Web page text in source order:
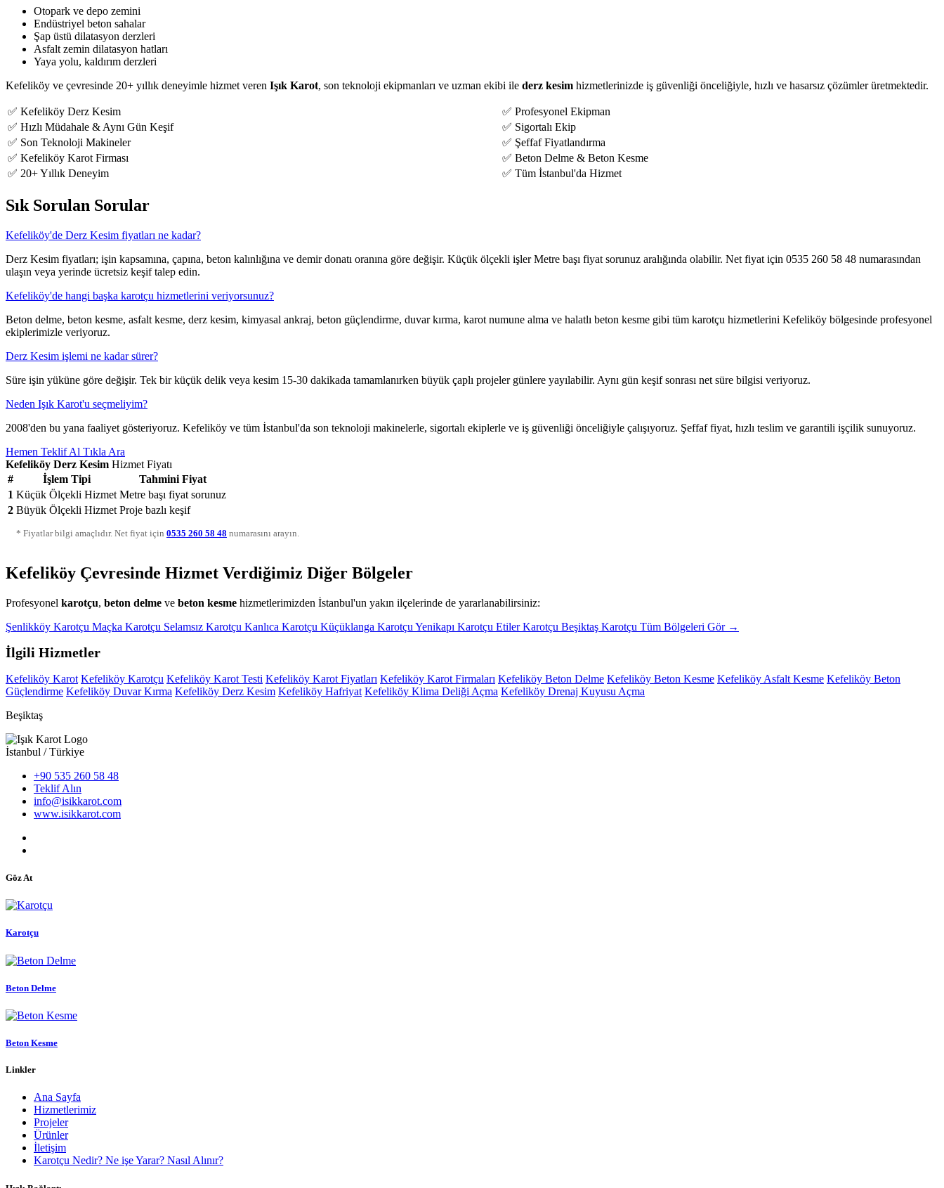
Otopark ve depo zemini
Endüstriyel beton sahalar
Şap üstü dilatasyon derzleri
Asfalt zemin dilatasyon hatları
Yaya yolu, kaldırım derzleri
Kefeliköy ve çevresinde 20+ yıllık deneyimle hizmet veren Işık Karot, son teknoloji ekipmanları ve uzman ekibi ile derz kesim hizmetlerinizde iş güvenliği önceliğiyle, hızlı ve hasarsız çözümler üretmektedir.
✅ Kefeliköy Derz Kesim
✅ Profesyonel Ekipman
✅ Hızlı Müdahale & Aynı Gün Keşif
✅ Sigortalı Ekip
✅ Son Teknoloji Makineler
✅ Şeffaf Fiyatlandırma
✅ Kefeliköy Karot Firması
✅ Beton Delme & Beton Kesme
✅ 20+ Yıllık Deneyim
✅ Tüm İstanbul'da Hizmet
Sık Sorulan Sorular
Kefeliköy'de Derz Kesim fiyatları ne kadar?
Derz Kesim fiyatları; işin kapsamına, çapına, beton kalınlığına ve demir donatı oranına göre değişir. Küçük ölçekli işler Metre başı fiyat sorunuz aralığında olabilir. Net fiyat için 0535 260 58 48 numarasından
ulaşın veya yerinde ücretsiz keşif talep edin.
Kefeliköy'de hangi başka karotçu hizmetlerini veriyorsunuz?
Beton delme, beton kesme, asfalt kesme, derz kesim, kimyasal ankraj, beton güçlendirme, duvar kırma, karot numune alma ve halatlı beton kesme gibi tüm karotçu hizmetlerini Kefeliköy bölgesinde profesyonel
ekiplerimizle veriyoruz.
Derz Kesim işlemi ne kadar sürer?
Süre işin yüküne göre değişir. Tek bir küçük delik veya kesim 15-30 dakikada tamamlanırken büyük çaplı projeler günlere yayılabilir. Aynı gün keşif sonrası net süre bilgisi veriyoruz.
Neden Işık Karot'u seçmeliyim?
2008'den bu yana faaliyet gösteriyoruz. Kefeliköy ve tüm İstanbul'da son teknoloji makinelerle, sigortalı ekiplerle ve iş güvenliği önceliğiyle çalışıyoruz. Şeffaf fiyat, hızlı teslim ve garantili işçilik sunuyoruz.
Hemen Teklif Al Tıkla Ara
Kefeliköy Derz Kesim Hizmet Fiyatı
#
İşlem Tipi
Tahmini Fiyat
1 Küçük Ölçekli Hizmet Metre başı fiyat sorunuz
2 Büyük Ölçekli Hizmet Proje bazlı keşif
* Fiyatlar bilgi amaçlıdır. Net fiyat için 0535 260 58 48 numarasını arayın.
Kefeliköy Çevresinde Hizmet Verdiğimiz Diğer Bölgeler
Profesyonel karotçu, beton delme ve beton kesme hizmetlerimizden İstanbul'un yakın ilçelerinde de yararlanabilirsiniz:
Şenlikköy Karotçu Maçka Karotçu Selamsız Karotçu Kanlıca Karotçu Küçüklanga Karotçu Yenikapı Karotçu Etiler Karotçu Beşiktaş Karotçu Tüm Bölgeleri Gör →
İlgili Hizmetler
Kefeliköy Karot Kefeliköy Karotçu Kefeliköy Karot Testi Kefeliköy Karot Fiyatları Kefeliköy Karot Firmaları Kefeliköy Beton Delme Kefeliköy Beton Kesme Kefeliköy Asfalt Kesme Kefeliköy Beton
Güçlendirme Kefeliköy Duvar Kırma Kefeliköy Derz Kesim Kefeliköy Hafriyat Kefeliköy Klima Deliği Açma Kefeliköy Drenaj Kuyusu Açma
Beşiktaş
İstanbul / Türkiye
+90 535 260 58 48
Teklif Alın
info@isikkarot.com
www.isikkarot.com
Göz At
Karotçu
Beton Delme
Beton Kesme
Linkler
Ana Sayfa
Hizmetlerimiz
Projeler
Ürünler
İletişim
Karotçu Nedir? Ne işe Yarar? Nasıl Alınır?